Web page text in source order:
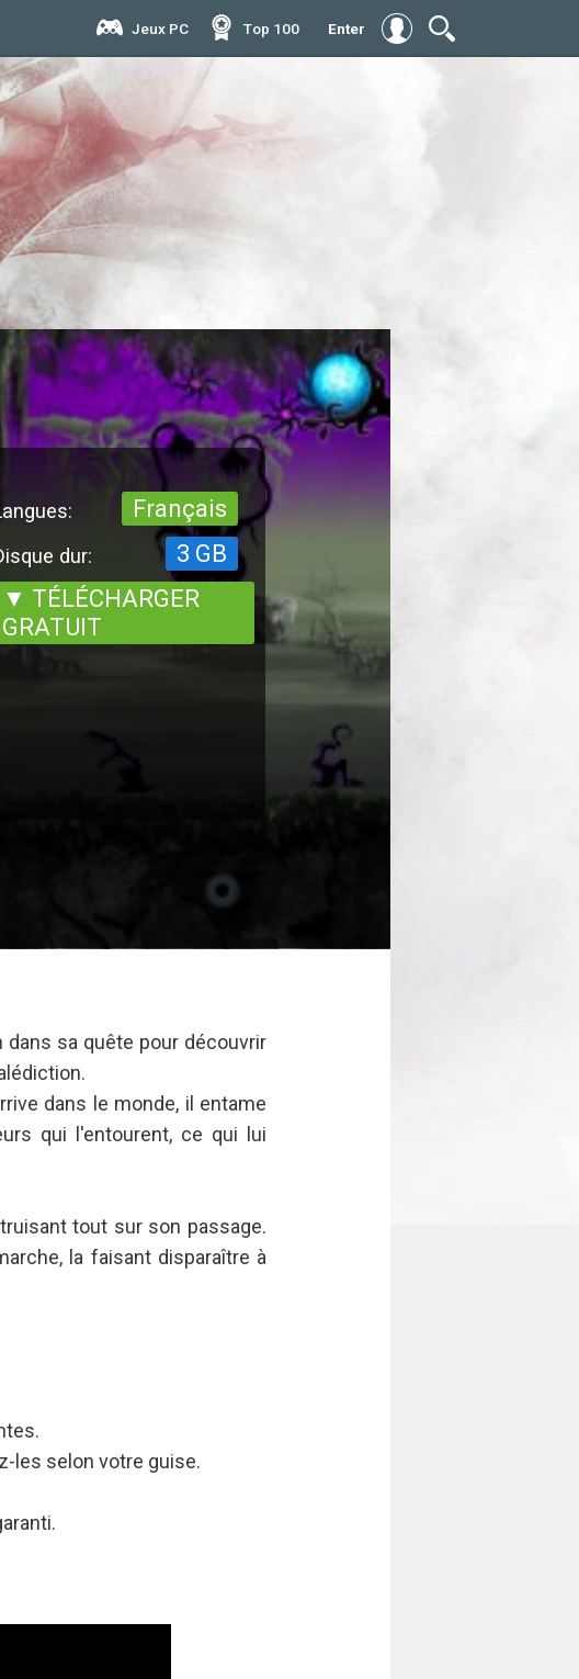
Enter
Jeux PC Тop 100
Français
dur:
3 GB
▼ TÉLÉCHARGER
GRATUIT
sa quête pour découvrir
dans le monde, il entame
qui l'entourent, ce qui lui
tout sur son passage.
la faisant disparaître à
les selon votre guise.